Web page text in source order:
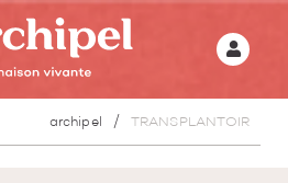
archipel TRANSPLANTOIR